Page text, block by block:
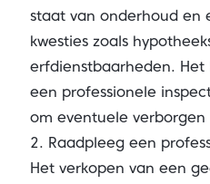
staat van onderhoud en
kwesties zoals
erfdienstbaarheden.
een professionele
om eventuele
2. Raadpleeg een
Het verkopen van een